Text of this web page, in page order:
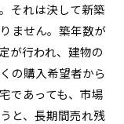
それは決して新築
ません。築年数が
が行われ、建物の
の購入希望者から
であっても、市場
と、長期間売れ残